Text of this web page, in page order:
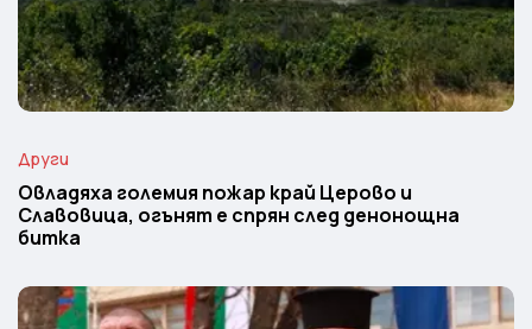
Други
Овладяха големия пожар край Церово и
Славовица, огънят е спрян след денонощна
битка